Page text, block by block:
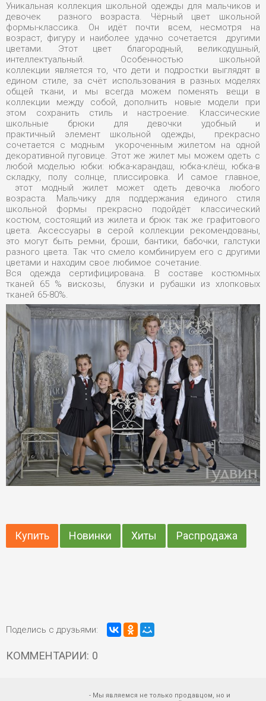
Уникальная коллекция школьной одежды для мальчиков и
девочек разного возраста. Чёрный цвет школьной
формы-классика. Он идёт почти всем, несмотря на
возраст, фигуру и наиболее удачно сочетается другими
цветами. Этот цвет благородный, великодушный,
интеллектуальный. Особенностью школьной
коллекции является то, что дети и подростки выглядят в
едином стиле, за счёт использования в разных моделях
общей ткани, и мы всегда можем поменять вещи в
коллекции между собой, дополнить новые модели при
этом сохранить стиль и настроение. Классические
школьные брюки для девочки удобный и
практичный элемент школьной одежды, прекрасно
сочетается с модным укороченным жилетом на одной
декоративной пуговице. Этот же жилет мы можем одеть с
любой моделью юбки: юбка-карандаш, юбка-клёш, юбка-в
складку, полу солнце, плиссировка. И самое главное,
этот модный жилет может одеть девочка любого
возраста. Мальчику для поддержания единого стиля
школьной формы прекрасно подойдёт классический
костюм, состоящий из жилета и брюк так же графитового
цвета. Аксессуары в серой коллекции рекомендованы,
это могут быть ремни, броши, бантики, бабочки, галстуки
разного цвета. Так что смело комбинируем его с другими
цветами и находим свое любимое сочетание.
Вся одежда сертифицирована. В составе костюмных
тканей 65 % вискозы, блузки и рубашки из хлопковых
тканей 65-80%.
Купить Новинки Хиты Распродажа
Поделись с друзьями:
КОММЕНТАРИИ: 0
- Мы являемся не только продавцом, но и